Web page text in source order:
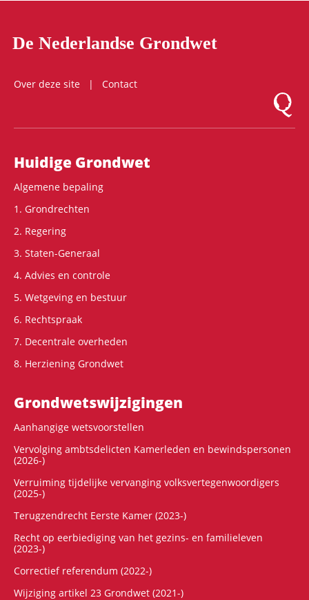
De Nederlandse Grondwet
Over deze site
Contact
Logo
Hoofdnavigatie
Huidige Grondwet
Algemene bepaling
1. Grondrechten
2. Regering
3. Staten-Generaal
4. Advies en controle
5. Wetgeving en bestuur
6. Rechtspraak
7. Decentrale overheden
8. Herziening Grondwet
Grondwets­wijzigingen
Aanhangige wetsvoorstellen
Vervolging ambtsdelicten Kamerleden en bewindspersonen
(2026-)
Verruiming tijdelijke vervanging volksvertegenwoordigers
(2025-)
Terugzendrecht Eerste Kamer (2023-)
Recht op eerbiediging van het gezins- en familieleven
(2023-)
Correctief referendum (2022-)
Wijziging artikel 23 Grondwet (2021-)